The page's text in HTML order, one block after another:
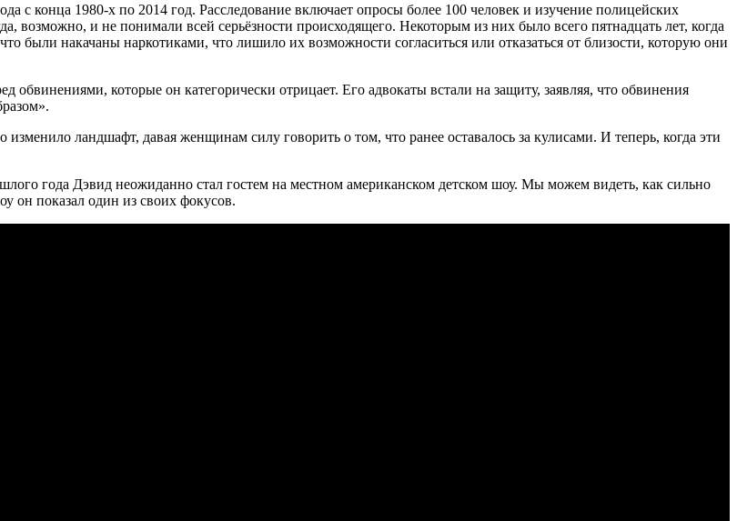
с конца 1980-х по 2014 год. Расследование включает опросы более 100 человек и изучение полицейских
возможно, и не понимали всей серьёзности происходящего. Некоторым из них было всего пятнадцать лет, когда
были накачаны наркотиками, что лишило их возможности согласиться или отказаться от близости, которую они
которые он категорически отрицает. Его адвокаты встали на защиту, заявляя, что обвинения
ландшафт, давая женщинам силу говорить о том, что ранее оставалось за кулисами. И теперь, когда эти
года Дэвид неожиданно стал гостем на местном американском детском шоу. Мы можем видеть, как сильно
он показал один из своих фокусов.